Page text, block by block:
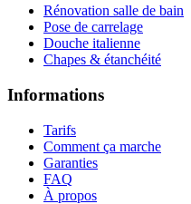
Rénovation salle de bain
Pose de carrelage
Douche italienne
Chapes & étanchéité
Informations
Tarifs
Comment ça marche
Garanties
FAQ
À propos